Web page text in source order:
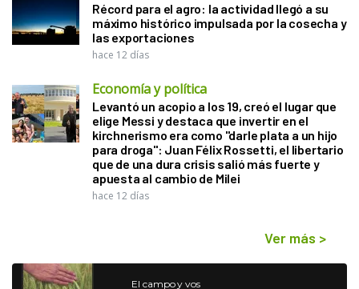
Récord para el agro: la actividad llegó a su
máximo histórico impulsada por la cosecha y
las exportaciones
hace 12 días
Economía y política
Levantó un acopio a los 19, creó el lugar que
elige Messi y destaca que invertir en el
kirchnerismo era como "darle plata a un hijo
para droga": Juan Félix Rossetti, el libertario
que de una dura crisis salió más fuerte y
apuesta al cambio de Milei
hace 12 días
Ver más >
El campo y vos